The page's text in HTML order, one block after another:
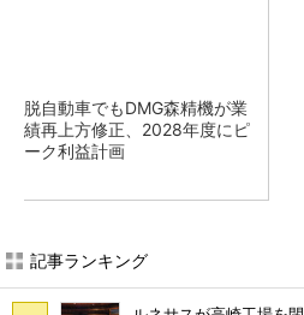
脱自動車でもDMG森精機が業
績再上方修正、2028年度にピ
ーク利益計画
記事ランキング